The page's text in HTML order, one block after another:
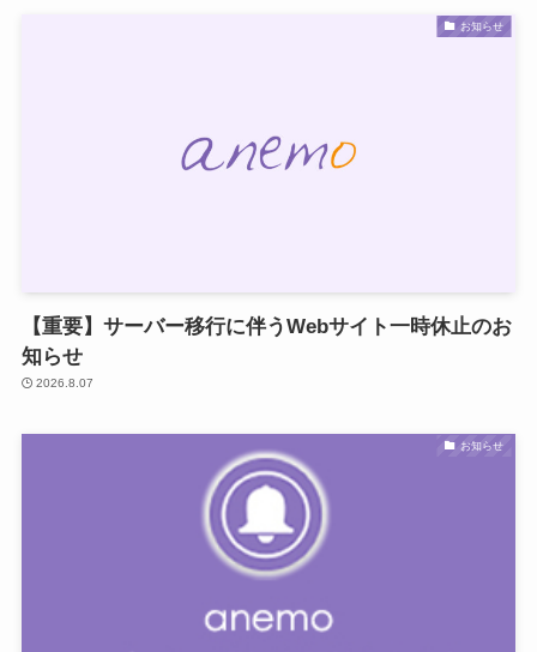
お知らせ
【重要】サーバー移行に伴うWebサイト一時休止のお
知らせ
2026.8.07
お知らせ